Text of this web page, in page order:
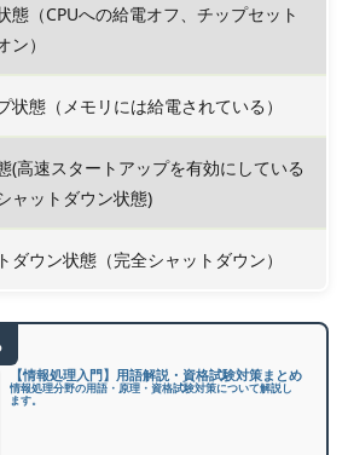
態（CPUへの給電オフ、チップセット
ン）
状態（メモリには給電されている）
(高速スタートアップを有効にしている
ャットダウン状態)
ダウン状態（完全シャットダウン）
【情報処理入門】用語解説・資格試験対策まとめ
情報処理分野の用語・原理・資格試験対策について解説し
ます。